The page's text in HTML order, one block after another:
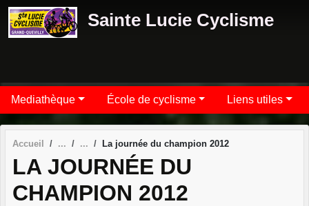
Sainte Lucie Cyclisme
Mediathèque École de cyclisme Liens utiles
Accueil La journée du champion 2012
LA JOURNÉE DU
CHAMPION 2012
Panneau de gestion des cookies